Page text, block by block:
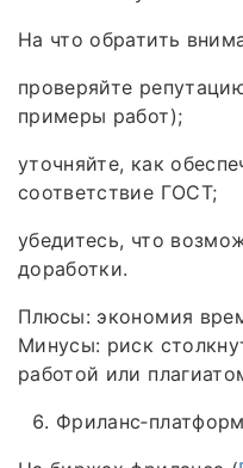
На что обратить
проверяйте
примеры работ);
уточняйте, как
соответствие ГОСТ;
убедитесь, что
доработки.
Плюсы: экономия
Минусы: риск
работой или